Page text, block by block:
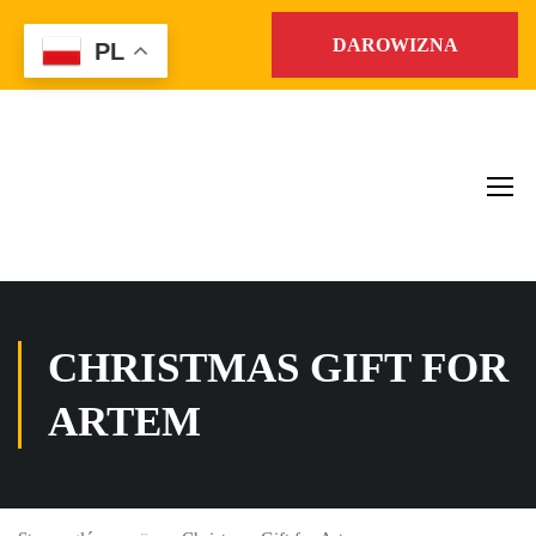
DAROWIZNA
CHRISTMAS GIFT FOR
ARTEM
PL